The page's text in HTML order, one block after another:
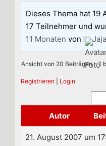
Dieses Thema hat 19
17 Teilnehmer und
11 Monaten von Jaja
Ansicht von 20 Beiträgen – 1
Registrieren Login
Autor
21. August 2007 um